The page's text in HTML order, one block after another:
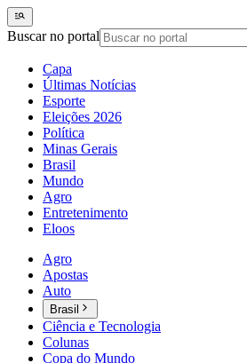
Buscar no portal
Capa
Últimas Notícias
Esporte
Eleições 2026
Política
Minas Gerais
Brasil
Mundo
Agro
Entretenimento
Eloos
Agro
Apostas
Auto
Brasil
Ciência e Tecnologia
Colunas
Copa do Mundo